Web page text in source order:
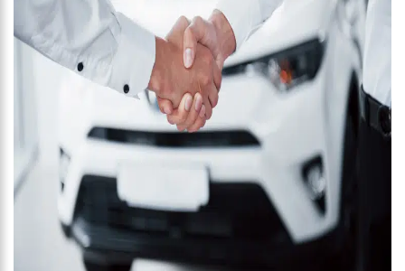
10:55
PROPOSTA DE DECRETO PARA GOLPE DÁ MUNIÇÃO À OFENSIVA
JURÍDICA DE LULA CONTRA BOLSONARO
10:07
SSP-AM VISTORIA CONSTRUÇÃO DO CANIL DO CORPO DE
BOMBEIROS DO AMAZONAS
MULHER MATA O PRÓPRIO MARIDO A FACADAS APÓS DESCOBRIR
TRAIÇÃO; VEJA VÍDEO
DAVID ALMEIDA DESCE DE CARRO NA BOULEVARD E REAFIRMA
APOIO PARA HISSA ABRAHÃO: ‘MEU DEPUTADO FEDERAL’
13:31
A VITÓRIA DO EMPREENDEDORISMO
BOMBA! PASTOR É COAGIDO POR SISTEMA POLÍTICO DA IEADAM
PARA ADESIVAR SEU VEÍCULO COM CANDIDATOS DA INSTITUIÇÃO – VEJA